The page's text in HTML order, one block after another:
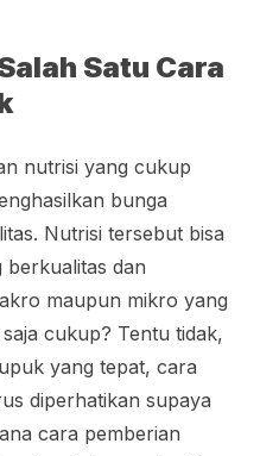
Satu Cara
nutrisi yang cukup
bunga
Nutrisi tersebut bisa
berkualitas dan
maupun mikro yang
cukup? Tentu tidak,
yang tepat, cara
diperhatikan supaya
cara pemberian